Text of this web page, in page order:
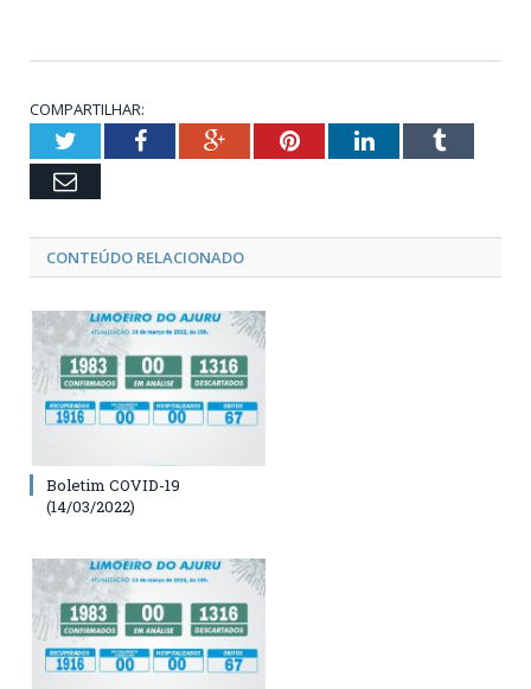
COMPARTILHAR:
TwitterFacebookGoogle+PinterestLinkedInTumblr
Email
CONTEÚDO RELACIONADO
Boletim COVID-19
(14/03/2022)